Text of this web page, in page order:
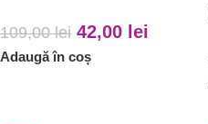
109,00lei 42,00 lei
Adaugă în coș